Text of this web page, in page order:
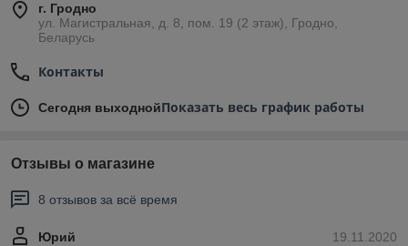
г. Гродно
ул. Магистральная, д. 8, пом. 19 (2 этаж), Гродно,
Беларусь
Контакты
Сегодня выходнойПоказать весь график работы
Отзывы о магазине
8 отзывов за всё время
19.11.2020
Юрий